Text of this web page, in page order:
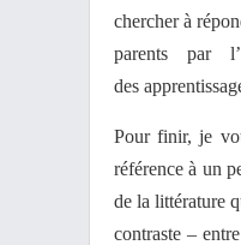
chercher à
parents par
des
Pour finir, je
référence à un
de la littérature
contraste –